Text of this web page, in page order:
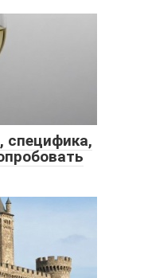
специфика,